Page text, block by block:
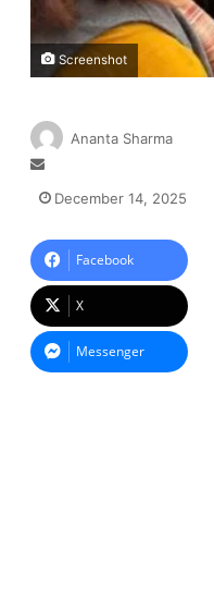
Screenshot
Ananta Sharma
e
a
n
e
m
a
i
December 14, 2025
Facebook
X
Messenger